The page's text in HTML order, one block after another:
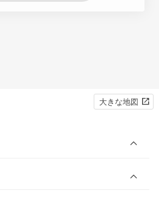
大きな地図